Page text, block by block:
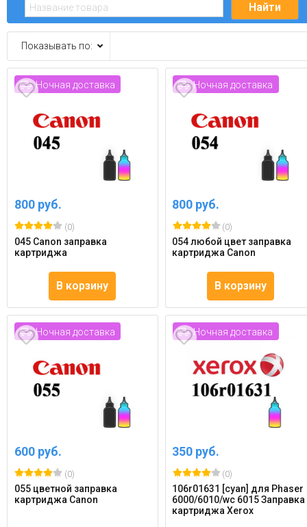
Показывать по:
Ночная доставка
800 руб.
(0)
045 Canon заправка
картриджа
В корзину
Ночная доставка
800 руб.
(0)
054 любой цвет заправка
картриджа Canon
В корзину
Ночная доставка
600 руб.
(0)
055 цветной заправка
картриджа Canon
Ночная доставка
350 руб.
(0)
106r01631 [cyan] для Phaser
6000/6010/wc 6015 Заправка
картриджа Xerox